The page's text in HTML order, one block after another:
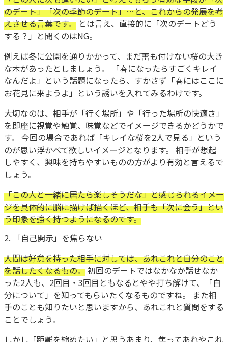
のデート」「次の季節のデート」…と、これからの発展を考
えさせる言葉です。 とは言え、直接的に「次のデートどう
する？」と聞くのはNG。
例えば冬に公園を通りかかって、まだ蕾も付けない桜の大き
な木があったとしましょう。 「春になったらすごくキレイ
なんだよ」という話題になったら、すかさず「春にはここに
お花見に来ようよ」という誘いを入れてみるわけです。
大切なのは、相手が「行く場所」や「行った場所の快適さ」
を即座に視覚や触覚、味覚などでイメージできるかどうかで
す。 今回の場合であれば「キレイな桜を2人で見る」という
のが思い浮かべて欲しいイメージとなります。 相手が想起
しやすく、興味を持ちやすいものの方がより有効と言えるで
しょう。
「この人と一緒に居たら楽しそうだな」と感じられるイメー
ジを具体的に脳に描けば描くほど、相手も「次に会う」とい
う印象を強く持つようになるのです。
2. 「自己開示」を焦らない
人間は好意を持った相手に対しては、あれこれと自分のこと
を話したくなるもの。初回のデートではなかなか話せなか
った2人も、2回目・3回目ともなるとやや打ち解けて、「自
分について」を知ってもらいたくなるものですね。 また相
手のことも知りたいと思いますから、あれこれと質問をする
ことでしょう。